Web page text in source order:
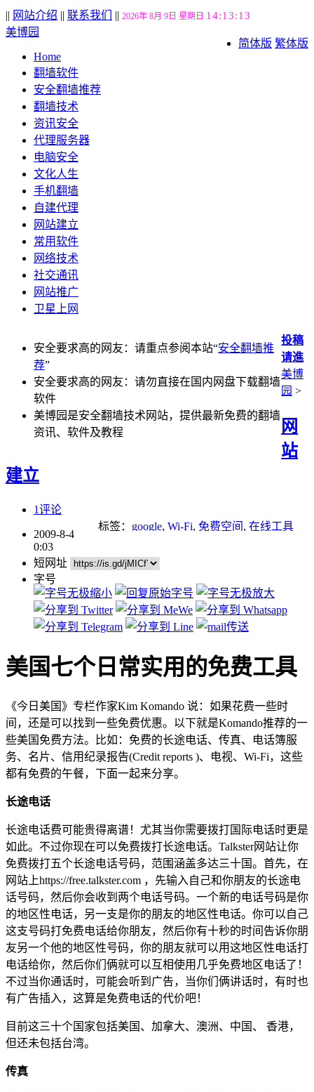
|| 网站介绍 || 联系我们 || 2026年 8月 9日 星期日 14:13:14
简体版 繁体版
美博园
Home
翻墙软件
安全翻墙推荐
翻墙技术
资讯安全
代理服务器
电脑安全
文化人生
手机翻墙
自建代理
网站建立
常用软件
网络技术
社交通讯
网站推广
卫星上网
安全要求高的网友：请重点参阅本站“安全翻墙推
荐”
安全要求高的网友：请勿直接在国内网盘下载翻墙
软件
美博园是安全翻墙技术网站，提供最新免费的翻墙
资讯、软件及教程
投稿
请進
美博
园 >
网
站
建立
1评论
标签： google, Wi-Fi, 免费空间 , 在线工具
2009-8-4
0:03
短网址
字号
美国七个日常实用的免费工具
《今日美国》专栏作家Kim Komando 说：如果花费一些时
间，还是可以找到一些免费优惠。以下就是Komando推荐的一
些美国免费方法。比如：免费的长途电话、传真、电话簿服
务、名片、信用纪录报告(Credit reports )、电视、Wi-Fi，这些
都有免费的午餐，下面一起来分享。
长途电话
长途电话费可能贵得离谱！尤其当你需要拨打国际电话时更是
如此。不过你现在可以免费拨打长途电话。Talkster网站让你
免费拨打五个长途电话号码，范围涵盖多达三十国。首先，在
网站上https://free.talkster.com ，先输入自己和你朋友的长途电
话号码，然后你会收到两个电话号码。一个新的电话号码是你
的地区性电话，另一支是你的朋友的地区性电话。你可以自己
这支号码打免费电话给你朋友，然后你有十秒的时间告诉你朋
友另一个他的地区性号码，你的朋友就可以用这地区性电话打
电话给你，然后你们俩就可以互相使用几乎免费地区电话了！
不过当你通话时，可能会听到广告，当你们俩讲话时，有时也
有广告插入，这算是免费电话的代价吧！
目前这三十个国家包括美国、加拿大、澳洲、中国、 香港，
但还未包括台湾。
传真